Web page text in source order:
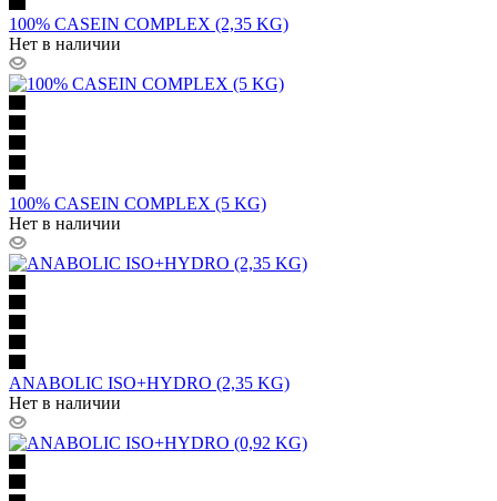
100% CASEIN COMPLEX (2,35 KG)
Нет в наличии
100% CASEIN COMPLEX (5 KG)
Нет в наличии
ANABOLIC ISO+HYDRO (2,35 KG)
Нет в наличии